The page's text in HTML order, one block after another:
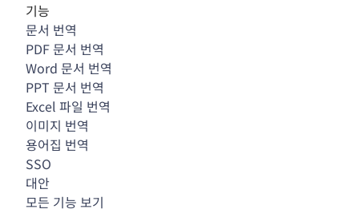
기능
문서 번역
PDF 문서 번역
Word 문서 번역
PPT 문서 번역
Excel 파일 번역
이미지 번역
용어집 번역
SSO
대안
모든 기능 보기